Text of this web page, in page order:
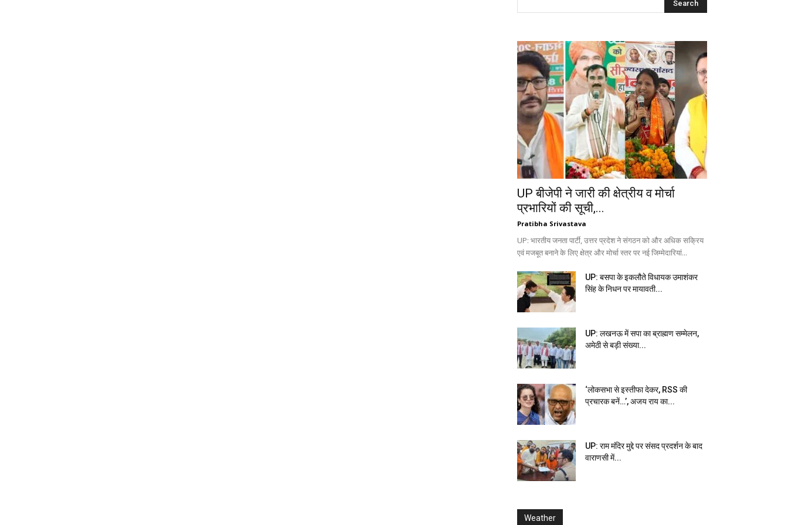
UP बीजेपी ने जारी की क्षेत्रीय व मोर्चा
प्रभारियों की सूची,...
Pratibha Srivastava
UP: भारतीय जनता पार्टी, उत्तर प्रदेश ने संगठन को और अधिक सक्रिय
एवं मजबूत बनाने के लिए क्षेत्र और मोर्चा स्तर पर नई जिम्मेदारियां...
UP: बसपा के इकलौते विधायक उमाशंकर
सिंह के निधन पर मायावती...
UP: लखनऊ में सपा का ब्राह्मण सम्मेलन,
अमेठी से बड़ी संख्या...
‘लोकसभा से इस्तीफा देकर, RSS की
प्रचारक बनें…’, अजय राय का...
UP: राम मंदिर मुद्दे पर संसद प्रदर्शन के बाद
वाराणसी में...
Weather